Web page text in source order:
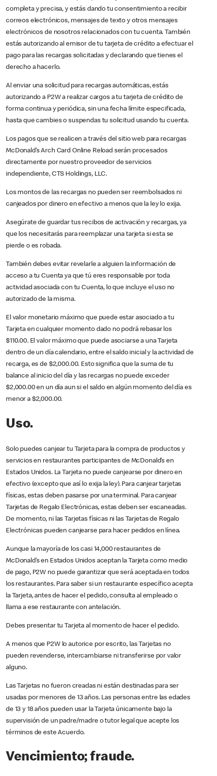
completa y precisa, y estás dando tu consentimiento a recibir
correos electrónicos, mensajes de texto y otros mensajes
electrónicos de nosotros relacionados con tu cuenta. También
estás autorizando al emisor de tu tarjeta de crédito a efectuar el
pago para las recargas solicitadas y declarando que tienes el
derecho a hacerlo.
Al enviar una solicitud para recargas automáticas, estás
autorizando a P2W a realizar cargos a tu tarjeta de crédito de
forma continua y periódica, sin una fecha límite especificada,
hasta que cambies o suspendas tu solicitud usando tu cuenta.
Los pagos que se realicen a través del sitio web para recargas
McDonald’s Arch Card Online Reload serán procesados
directamente por nuestro proveedor de servicios
independiente, CTS Holdings, LLC.
Los montos de las recargas no pueden ser reembolsados ni
canjeados por dinero en efectivo a menos que la ley lo exija.
Asegúrate de guardar tus recibos de activación y recargas, ya
que los necesitarás para reemplazar una tarjeta si esta se
pierde o es robada.
También debes evitar revelarle a alguien la información de
acceso a tu Cuenta ya que tú eres responsable por toda
actividad asociada con tu Cuenta, lo que incluye el uso no
autorizado de la misma.
El valor monetario máximo que puede estar asociado a tu
Tarjeta en cualquier momento dado no podrá rebasar los
$110.00. El valor máximo que puede asociarse a una Tarjeta
dentro de un día calendario, entre el saldo inicial y la actividad de
recarga, es de $2,000.00. Esto significa que la suma de tu
balance al inicio del día y las recargas no puede exceder
$2,000.00 en un día aun si el saldo en algún momento del día es
menor a $2,000.00.
Uso.
Solo puedes canjear tu Tarjeta para la compra de productos y
servicios en restaurantes participantes de McDonald’s en
Estados Unidos. La Tarjeta no puede canjearse por dinero en
efectivo (excepto que así lo exija la ley). Para canjear tarjetas
físicas, estas deben pasarse por una terminal. Para canjear
Tarjetas de Regalo Electrónicas, estas deben ser escaneadas.
De momento, ni las Tarjetas físicas ni las Tarjetas de Regalo
Electrónicas pueden canjearse para hacer pedidos en línea.
Aunque la mayoría de los casi 14,000 restaurantes de
McDonald’s en Estados Unidos aceptan la Tarjeta como medio
de pago, P2W no puede garantizar que será aceptada en todos
los restaurantes. Para saber si un restaurante específico acepta
la Tarjeta, antes de hacer el pedido, consulta al empleado o
llama a ese restaurante con antelación.
Debes presentar tu Tarjeta al momento de hacer el pedido.
A menos que P2W lo autorice por escrito, las Tarjetas no
pueden revenderse, intercambiarse ni transferirse por valor
alguno.
Las Tarjetas no fueron creadas ni están destinadas para ser
usadas por menores de 13 años. Las personas entre las edades
de 13 y 18 años pueden usar la Tarjeta únicamente bajo la
supervisión de un padre/madre o tutor legal que acepte los
términos de este Acuerdo.
Vencimiento; fraude.